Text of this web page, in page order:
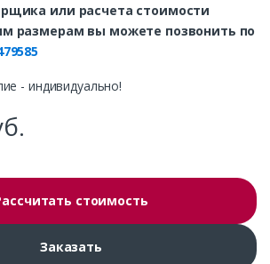
или расчета стоимости
размерам вы можете позвонить по
- индивидуально!
стоимость
Заказать